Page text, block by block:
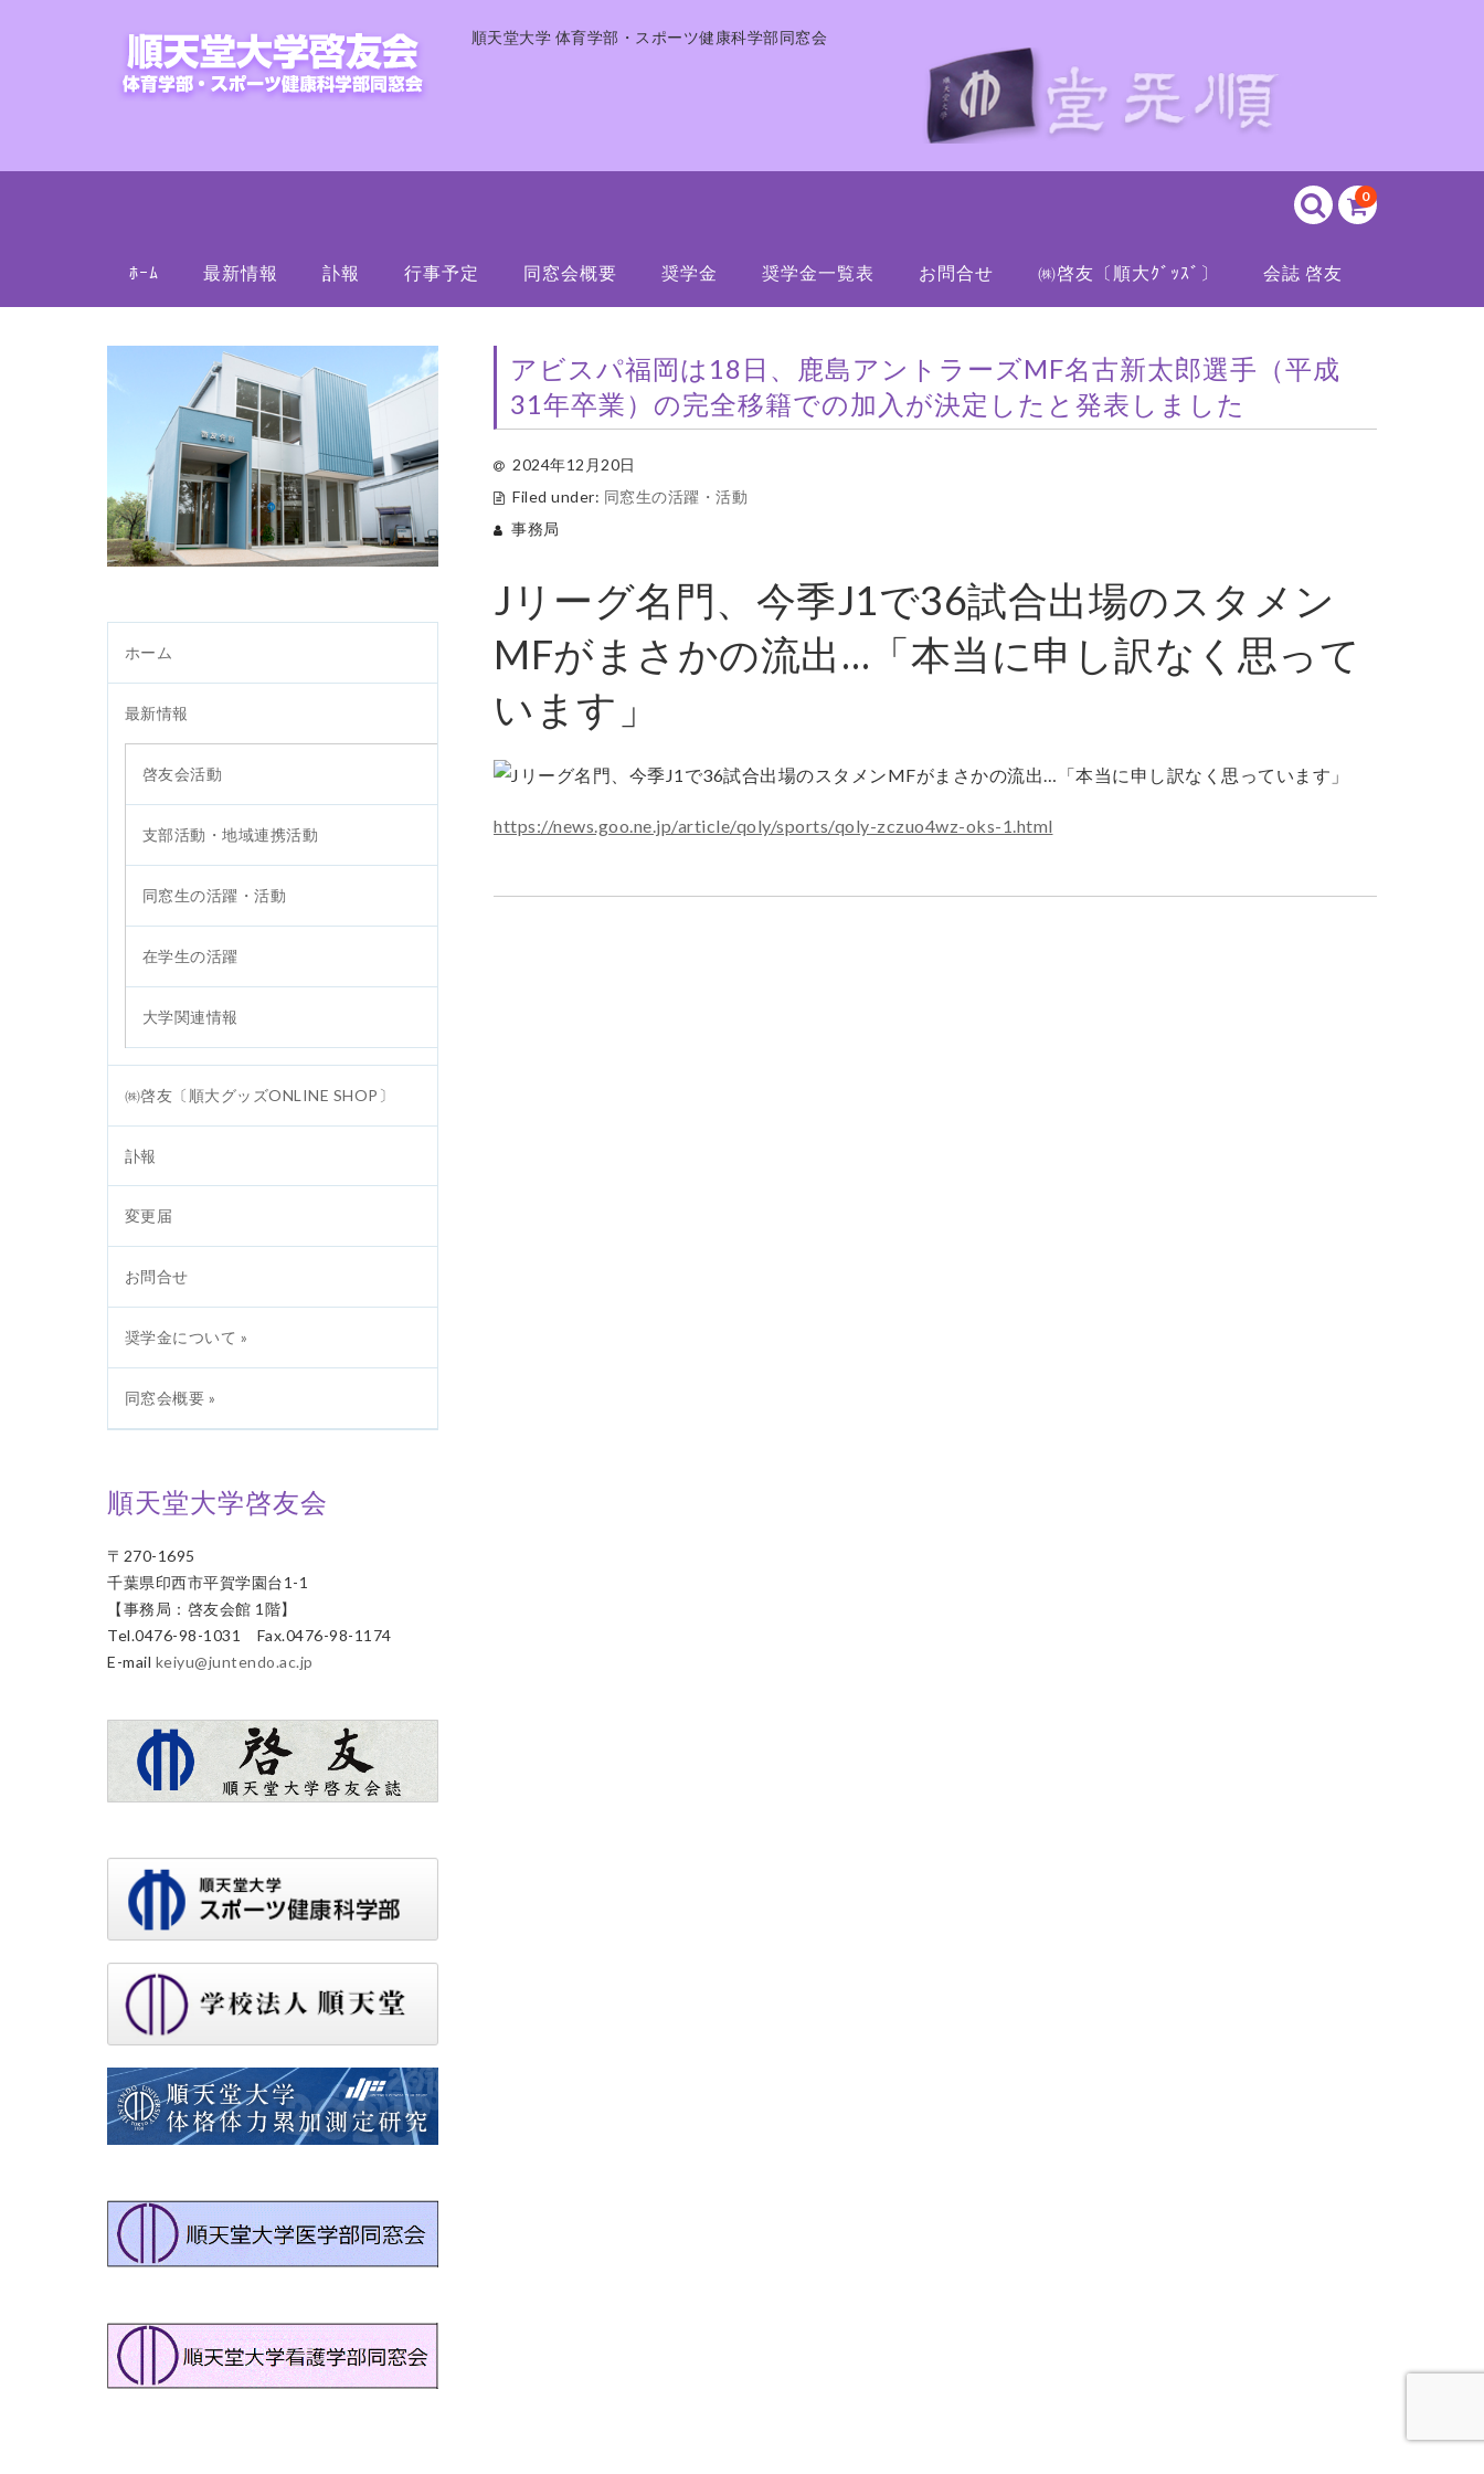
順天堂大学 体育学部・スポーツ健康科学部同窓会
0
ﾎｰﾑ 最新情報 訃報 行事予定 同窓会概要 奨学金 奨学金一覧表 お問合せ ㈱啓友〔順大ｸﾞｯｽﾞ〕 会誌 啓友
アビスパ福岡は18日、鹿島アントラーズMF名古新太郎選手（平成
31年卒業）の完全移籍での加入が決定したと発表しました
2024年12月20日
Filed under: 同窓生の活躍・活動
事務局
Jリーグ名門、今季J1で36試合出場のスタメン
MFがまさかの流出…「本当に申し訳なく思って
います」
https://news.goo.ne.jp/article/qoly/sports/qoly-zczuo4wz-oks-1.html
ホーム
最新情報
啓友会活動
支部活動・地域連携活動
同窓生の活躍・活動
在学生の活躍
大学関連情報
㈱啓友〔順大グッズONLINE SHOP〕
訃報
変更届
お問合せ
奨学金について »
同窓会概要 »
順天堂大学啓友会
〒270-1695
千葉県印西市平賀学園台1-1
【事務局：啓友会館 1階】
Tel.0476-98-1031 Fax.0476-98-1174
E-mail keiyu@juntendo.ac.jp